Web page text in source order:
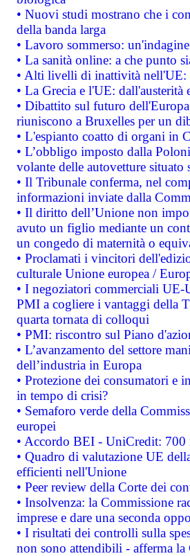
• Nuovi studi mostrano che i
della banda larga
• Lavoro sommerso:
• La sanità online: a che punto
• Alti livelli di inattività nell'UE:
• La Grecia e l'UE: dall'austerità
• Dibattito sul futuro
riuniscono a Bruxelles per un
• L'espianto coatto di organi in
• L’obbligo imposto dalla
volante delle autovetture
• Il Tribunale conferma, nel
informazioni inviate dalla
• Il diritto dell’Unione non
avuto un figlio mediante un
un congedo di maternità o
• Proclamati i vincitori
culturale Unione europea /
• I negoziatori commerciali UE-
PMI a cogliere i vantaggi della
quarta tornata di colloqui
• PMI: riscontro sul Piano
• L’avanzamento del settore
dell’industria in Europa
• Protezione dei consumatori e
in tempo di crisi?
• Semaforo verde della
europei
• Accordo BEI - UniCredit:
• Quadro di valutazione UE
efficienti nell'Unione
• Peer review della Corte dei
• Insolvenza: la Commissione
imprese e dare una seconda
• I risultati dei controlli sulla
non sono attendibili - afferma la